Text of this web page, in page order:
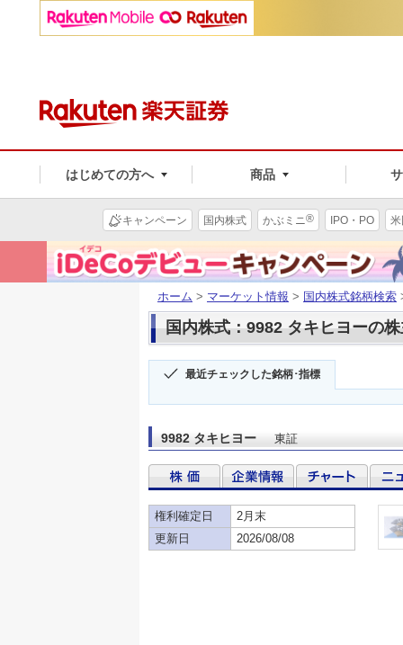
はじめての方へ 商品
キャンペーン 国内株式 かぶミニ® IPO・PO
ホーム > マーケット情報 > 国内株式銘柄検索
国内株式：9982 タキヒヨーの
最近チェックした銘柄･指標
9982 タキヒヨー 東証
権利確定日
2月末
更新日
2026/08/08